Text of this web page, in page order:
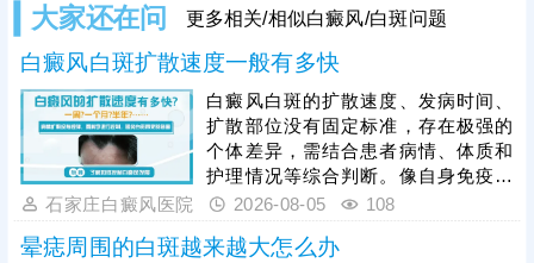
大家还在问 更多相关/相似白癜风/白斑问题
白癜风白斑扩散速度一般有多快
白癜风白斑的扩散速度、发病时间、
扩散部位没有固定标准，存在极强的
个体差异，需结合患者病情、体质和
护理情况等综合判断。像自身免疫紊
乱、精神压力大、外伤、熬夜等因
制病情，患者发病后需及时就医，根
石家庄白癜风医院 2026-08-05 108
晕痣周围的白斑越来越大怎么办